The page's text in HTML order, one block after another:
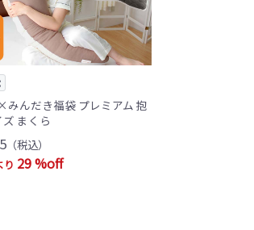
みんだき福袋 プレミアム 抱
まくら
（税込）
り 29 %off